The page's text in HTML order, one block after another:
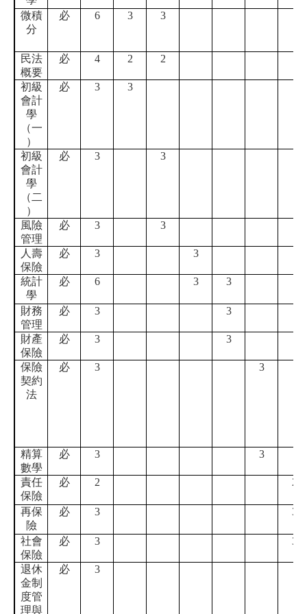
微積
分
必 6 3 3
民法
概要
必 4 2 2
初級
會計
學
（一
）
必 3 3
初級
會計
學
（二
）
必 3 3
風險
管理
必 3 3
人壽
保險
必 3 3
統計
學
必 6 3 3
財務
管理
必 3 3
財產
保險
必 3 3
保險
契約
法
必 3 3
精算
數學
必 3 3
責任
保險
必 2 2
再保
險
必 3 3
社會
保險
必 3 3
退休
金制
度管
理與
必 3